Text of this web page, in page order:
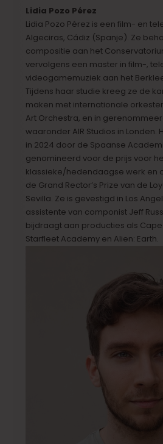
Lidia Pozo Pérez
Lidia Pozo Pérez is een film- en
Algeciras, Cádiz (Spanje). Ze
compositie aan het
vervolgens een master in film-,
videogamemuziek aan het
Tijdens haar studie kreeg ze de
maken met internationale
Art Orchestra, en in
waaronder AIR Studios in Londen.
in 2024 door de Spaanse
genomineerd voor de prijs voor
klassieke/hedendaagse werk en
de Grand Rector’s Prize van de
Sevilla. Ze is gevestigd in Los
assistente van componist Jeff
bijdraagt aan producties als Cape
Starfleet Academy en Alien: Earth.